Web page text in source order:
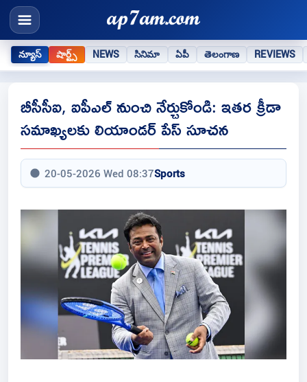
న్యూస్ షార్ట్స్ NEWS సినిమా ఏపీ తెలంగాణ REVIEWS
బీసీసీఐ, ఐపీఎల్ నుంచి నేర్చుకోండి: ఇతర క్రీడా
సమాఖ్యలకు లియాండర్ పేస్ సూచన
20-05-2026 Wed 08:37Sports